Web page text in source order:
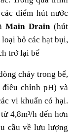
điểm hút nước
Main Drain(hút
bỏ các hạt bụi,
trở lại bể
chảy trong bể,
điều chỉnh pH) và
vi khuẩn có hại.
4,8m³/h đến hơn
cầu về lưu lượng